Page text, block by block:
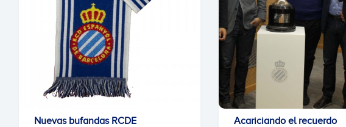
Nuevas bufandas RCDE Acariciando el recuerdo